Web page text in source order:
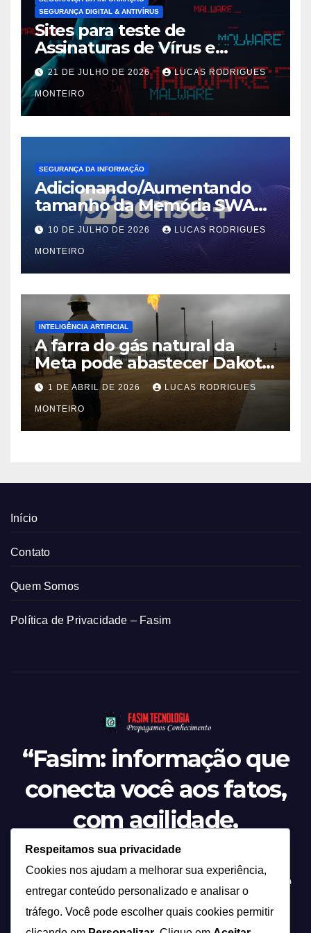
SEGURANÇA DIGITAL & ANTIVÍRUS
Sites para teste de
Assinaturas de Vírus e
Malwares
21 DE JULHO DE 2026 LUCAS RODRIGUES
MONTEIRO
SEGURANÇA DA INFORMAÇÃO
Adicionando/Aumentando
tamanho da Memória SWAP
no PfSense 2.8
10 DE JULHO DE 2026 LUCAS RODRIGUES
MONTEIRO
INTELIGÊNCIA ARTIFICIAL
A farra do gás natural da
Meta pode abastecer Dakota
do Sul
1 DE ABRIL DE 2026 LUCAS RODRIGUES
MONTEIRO
Início
Contato
Quem Somos
Política de Privacidade – Fasim
“Fasim: informação que
conecta você aos fatos,
com agilidade,
credibilidade e o olhar
atento sobre tudo o que
acontece.”
Respeitamos sua privacidade
Cookies nos ajudam a melhorar sua experiência,
entregar conteúdo personalizado e analisar o
tráfego. Você pode escolher quais cookies permitir